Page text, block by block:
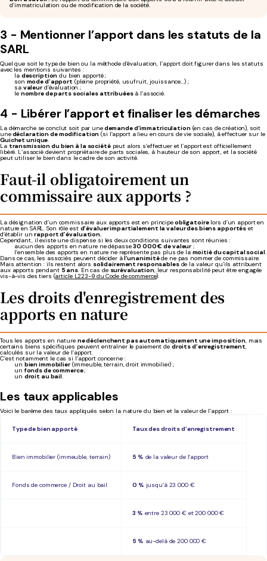
d’immatriculation ou de modification de la société.
3 - Mentionner l’apport dans les statuts de la
SARL
Quel que soit le type de bien ou la méthode d’évaluation, l’apport doit figurer dans les statuts
avec les mentions suivantes :
la description du bien apporté ;
son mode d’apport (pleine propriété, usufruit, jouissance…) ;
sa valeurd’évaluation ;
le nombre de parts sociales attribuéesà l’associé.
4 - Libérer l’apport et finaliser les démarches
La démarche se conclut soit par unedemande d’immatriculation(en cas de création), soit
unedéclaration de modification (si l’apport a lieu en cours de vie sociale), à effectuer sur le
Guichet unique.
La transmission du bien à la sociétépeut alors s’effectuer et l’apport est officiellement
libéré. L’associé devient propriétaire de parts sociales, à hauteur de son apport, et la société
peut utiliser le bien dans le cadre de son activité.
Faut-il obligatoirement un
commissaire aux apports ?
La désignation d’un commissaire aux apports est en principeobligatoirelors d’un apport en
nature en SARL. Son rôle est d’évaluer impartialement la valeur des biens apportés et
d’établir unrapport d’évaluation.
Cependant, il existe une dispense si les deux conditions suivantes sont réunies :
aucun des apports en nature ne dépasse30 000 € de valeur ;
l’ensemble des apports en nature ne représente pas plus de la moitié du capital social.
Dans ce cas, les associés peuvent décider àl’unanimitéde ne pas nommer de commissaire.
Mais attention : ils restent alors solidairement responsablesde la valeur qu’ils attribuent
aux apports pendant 5 ans. En cas de surévaluation, leur responsabilité peut être engagée
vis-à-vis des tiers (article L223-9 du Code de commerce).
Les droits d'enregistrement des
apports en nature
Tous les apports en nature ne déclenchent pas automatiquement une imposition, mais
certains biens spécifiques peuvent entraîner le paiement de droits d’enregistrement,
calculés sur la valeur de l’apport.
C’est notamment le cas si l’apport concerne :
un bien immobilier(immeuble, terrain, droit immobilier) ;
un fonds de commerce;
un droit au bail.
Les taux applicables
Voici le barème des taux appliqués selon la nature du bien et la valeur de l’apport :
Type de bien apporté Taux des droits d’enregistrement
Bien immobilier (immeuble, terrain) 5 % de la valeur de l’apport
Fonds de commerce / Droit au bail 0 % jusqu’à 23 000 €
3 % entre 23 000 € et 200 000 €
5 % au-delà de 200 000 €